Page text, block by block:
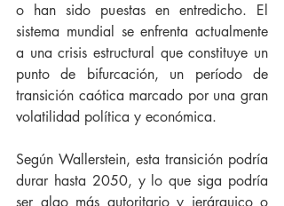
o han sido puestas en entredicho. El
sistema mundial se enfrenta actualmente
a una crisis estructural que constituye un
punto de bifurcación, un período de
transición caótica marcado por una gran
volatilidad política y económica.
Según Wallerstein, esta transición podría
durar hasta 2050, y lo que siga podría
ser algo más autoritario y jerárquico o